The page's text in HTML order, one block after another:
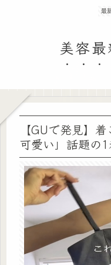
最
美容
【GUで発見】
可愛い」話題の1